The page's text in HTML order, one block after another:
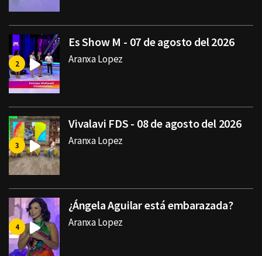
Es Show M - 07 de agosto del 2026
Aranxa Lopez
Vivalavi FDS - 08 de agosto del 2026
Aranxa Lopez
¿Ángela Aguilar está embarazada?
Aranxa Lopez